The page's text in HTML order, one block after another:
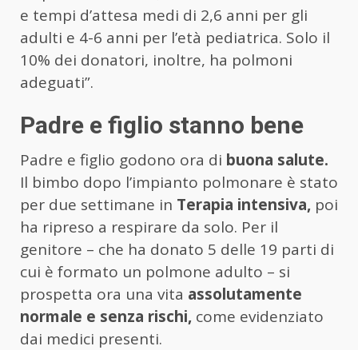
e tempi d’attesa medi di 2,6 anni per gli
adulti e 4-6 anni per l’età pediatrica. Solo il
10% dei donatori, inoltre, ha polmoni
adeguati”.
Padre e figlio stanno bene
Padre e figlio godono ora di buona salute.
Il bimbo dopo l’impianto polmonare è stato
per due settimane in Terapia intensiva, poi
ha ripreso a respirare da solo. Per il
genitore – che ha donato 5 delle 19 parti di
cui è formato un polmone adulto – si
prospetta ora una vita assolutamente
normale e senza rischi, come evidenziato
dai medici presenti.